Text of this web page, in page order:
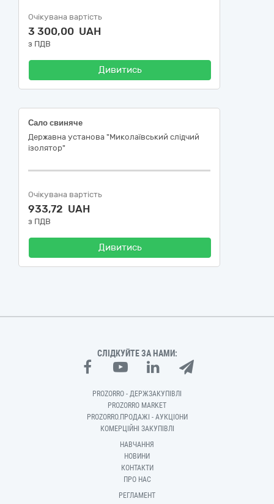
Очікувана вартість
3 300,00 UAH
з ПДВ
Дивитись
Сало свиняче
Державна установа "Миколаївський слідчий
ізолятор"
Очікувана вартість
933,72 UAH
з ПДВ
Дивитись
СЛІДКУЙТЕ ЗА НАМИ:
PROZORRO - ДЕРЖЗАКУПІВЛІ
PROZORRO MARKET
PROZORRO.ПРОДАЖІ - АУКЦІОНИ
КОМЕРЦІЙНІ ЗАКУПІВЛІ
НАВЧАННЯ
НОВИНИ
КОНТАКТИ
ПРО НАС
РЕГЛАМЕНТ